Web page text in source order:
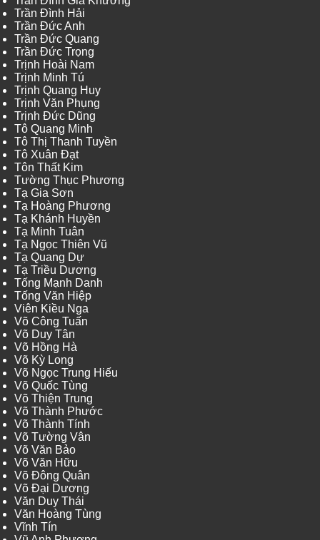
Trần Đình Hải
Trần Đức Anh
Trần Đức Quang
Trần Đức Trọng
Trịnh Hoài Nam
Trịnh Minh Tú
Trịnh Quang Huy
Trịnh Văn Phụng
Trịnh Đức Dũng
Tô Quang Minh
Tô Thị Thanh Tuyền
Tô Xuân Đạt
Tôn Thất Kim
Tường Thục Phương
Tạ Gia Sơn
Tạ Hoàng Phương
Tạ Khánh Huyền
Tạ Minh Tuân
Tạ Ngọc Thiên Vũ
Tạ Quang Dự
Tạ Triều Dương
Tống Mạnh Danh
Tống Văn Hiệp
Viên Kiều Nga
Võ Công Tuấn
Võ Duy Tân
Võ Hồng Hà
Võ Kỳ Long
Võ Ngọc Trung Hiếu
Võ Quốc Tùng
Võ Thiện Trung
Võ Thành Phước
Võ Thành Tính
Võ Tường Vân
Võ Văn Bảo
Võ Văn Hữu
Võ Đông Quân
Võ Đại Dương
Văn Duy Thái
Văn Hoàng Tùng
Vĩnh Tín